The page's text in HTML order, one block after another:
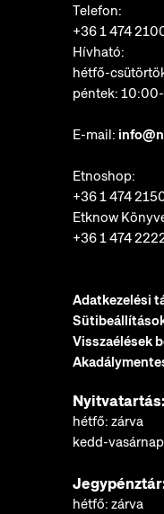
Telefon:
+36 1 474
Hívható:
hétfő-
péntek:
E-mail:
Etnoshop:
+36 1 474
Etknow
+36 1 474
Adatkezelési
Visszaélések
Nyitvatartás:
hétfő: zárva
kedd-
hétfő: zárva